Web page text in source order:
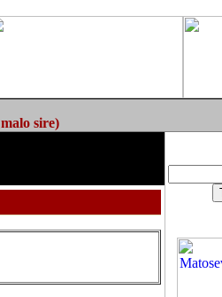
sire)